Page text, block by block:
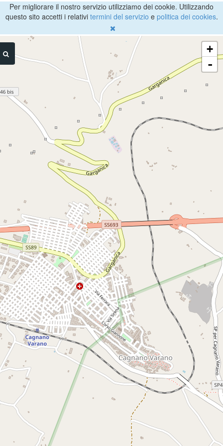
Per migliorare il nostro servizio utilizziamo dei cookie. Utilizzando
questo sito accetti i relativi termini del servizio e politica dei cookies.
+
-